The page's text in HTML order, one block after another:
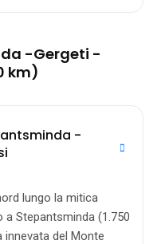
-Gergeti -
km)
-
lungo la mitica
a Stepantsminda (1.750
del Monte